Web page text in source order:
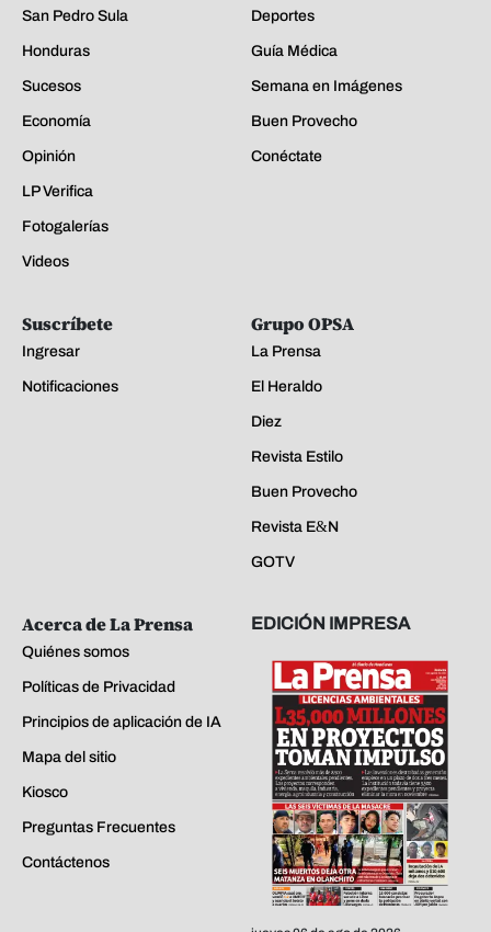
San Pedro Sula
Honduras
Sucesos
Economía
Opinión
LP Verifica
Fotogalerías
Videos
Deportes
Guía Médica
Semana en Imágenes
Buen Provecho
Conéctate
Suscríbete
Ingresar
Notificaciones
Grupo OPSA
La Prensa
El Heraldo
Diez
Revista Estilo
Buen Provecho
Revista E&N
GOTV
Acerca de La Prensa
Quiénes somos
Políticas de Privacidad
Principios de aplicación de IA
Mapa del sitio
Kiosco
Preguntas Frecuentes
Contáctenos
EDICIÓN IMPRESA